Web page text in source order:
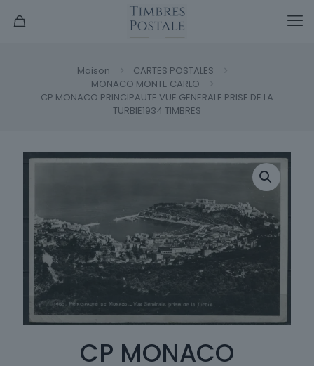
Maison
CARTES POSTALES
MONACO MONTE CARLO
CP MONACO PRINCIPAUTE VUE GENERALE PRISE DE LA
TURBIE1934 TIMBRES
CP MONACO